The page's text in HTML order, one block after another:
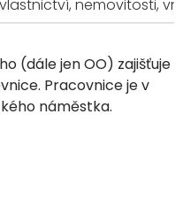
nemovitosti,
(dále jen OO) zajišťuje
Pracovnice je v
náměstka.